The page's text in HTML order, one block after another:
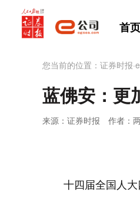
首页
您当前的位置： 证券时报
蓝佛安：更
来源：证券时报 作者：
十四届全国人